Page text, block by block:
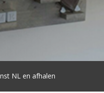
Eigen bezorgdienst NL en